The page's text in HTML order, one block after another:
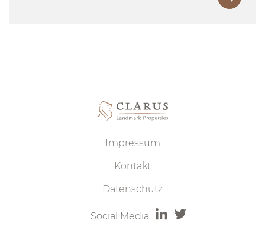
Impressum
Kontakt
Datenschutz
Social Media: